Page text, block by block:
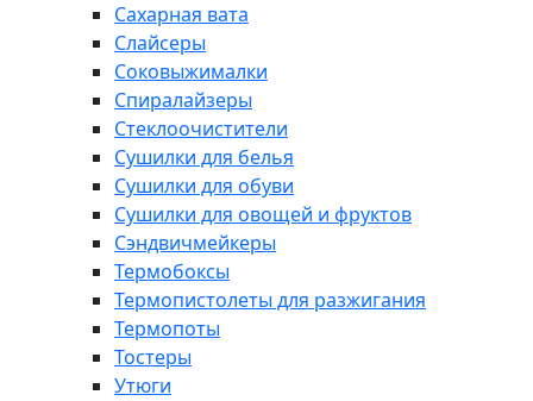
Сахарная вата
Слайсеры
Соковыжималки
Спиралайзеры
Стеклоочистители
Сушилки для белья
Сушилки для обуви
Сушилки для овощей и фруктов
Сэндвичмейкеры
Термобоксы
Термопистолеты для разжигания
Термопоты
Тостеры
Утюги